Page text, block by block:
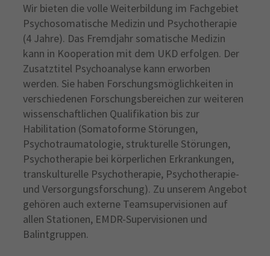
Wir bieten die volle Weiterbildung im Fachgebiet
Psychosomatische Medizin und Psychotherapie
(4 Jahre). Das Fremdjahr somatische Medizin
kann in Kooperation mit dem UKD erfolgen. Der
Zusatztitel Psychoanalyse kann erworben
werden. Sie haben Forschungsmöglichkeiten in
verschiedenen Forschungsbereichen zur weiteren
wissenschaftlichen Qualifikation bis zur
Habilitation (Somatoforme Störungen,
Psychotraumatologie, strukturelle Störungen,
Psychotherapie bei körperlichen Erkrankungen,
transkulturelle Psychotherapie, Psychotherapie-
und Versorgungsforschung). Zu unserem Angebot
gehören auch externe Teamsupervisionen auf
allen Stationen, EMDR-Supervisionen und
Balintgruppen.